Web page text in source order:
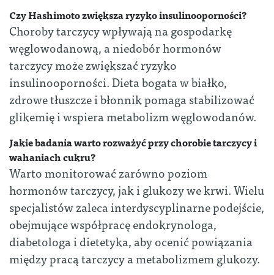
Czy Hashimoto zwiększa ryzyko insulinooporności?
Choroby tarczycy wpływają na gospodarkę
węglowodanową, a niedobór hormonów
tarczycy może zwiększać ryzyko
insulinooporności. Dieta bogata w białko,
zdrowe tłuszcze i błonnik pomaga stabilizować
glikemię i wspiera metabolizm węglowodanów.
Jakie badania warto rozważyć przy chorobie tarczycy i
wahaniach cukru?
Warto monitorować zarówno poziom
hormonów tarczycy, jak i glukozy we krwi. Wielu
specjalistów zaleca interdyscyplinarne podejście,
obejmujące współpracę endokrynologa,
diabetologa i dietetyka, aby ocenić powiązania
między pracą tarczycy a metabolizmem glukozy.